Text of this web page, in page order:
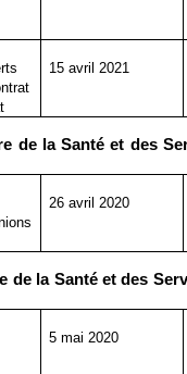
15 avril 2021
de la Santé et des
26 avril 2020
de la Santé et des
5 mai 2020